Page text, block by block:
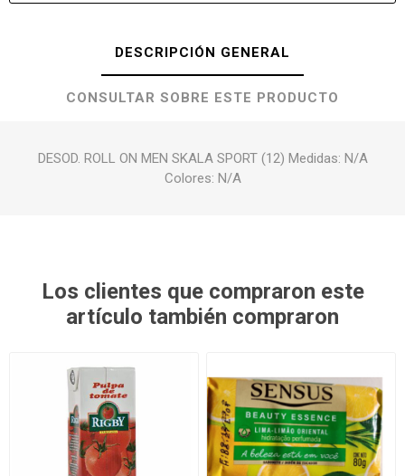
DESCRIPCIÓN GENERAL
CONSULTAR SOBRE ESTE PRODUCTO
DESOD. ROLL ON MEN SKALA SPORT (12) Medidas: N/A
Colores: N/A
Los clientes que compraron este
artículo también compraron